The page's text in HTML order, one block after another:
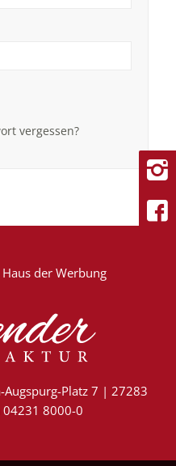
vergessen?
Haus der Werbung
Platz 7 | 27283
8000-0